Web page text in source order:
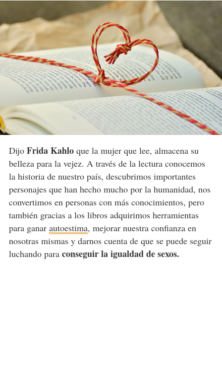
DijoFrida Kahloque la mujer que lee, almacena su
belleza para la vejez. A través de la lectura conocemos
la historia de nuestro país, descubrimos importantes
personajes que han hecho mucho por la humanidad, nos
convertimos en personas con más conocimientos, pero
también gracias a los libros adquirimos herramientas
para ganar autoestima, mejorar nuestra confianza en
nosotras mismas y darnos cuenta de que se puede seguir
luchando para conseguir la igualdad de sexos.